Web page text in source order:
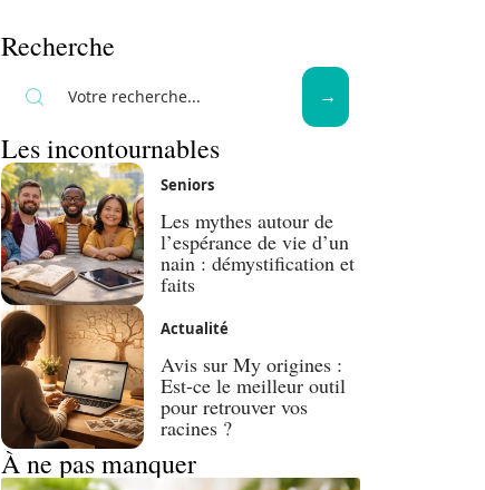
Recherche
Les incontournables
Seniors
Les mythes autour de
l’espérance de vie d’un
nain : démystification et
faits
Actualité
Avis sur My origines :
Est-ce le meilleur outil
pour retrouver vos
racines ?
À ne pas manquer